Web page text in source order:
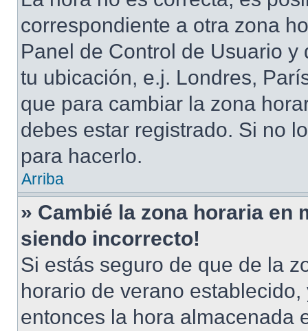
correspondiente a otra zona
Panel de Control de Usuario
tu ubicación, e.j. Londres,
que para cambiar la zona
debes estar registrado. Si no
para hacerlo.
Arriba
» Cambié la zona horaria en
siendo incorrecto!
Si estás seguro de que de la
horario de verano
entonces la hora almacenada